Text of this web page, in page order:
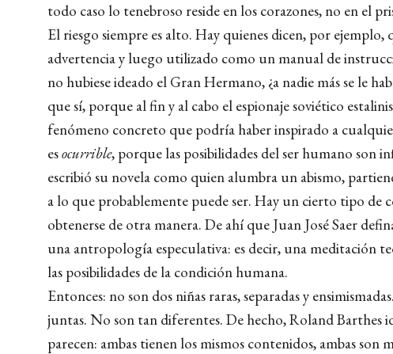
todo caso lo tenebroso reside en los corazones, no en el
El riesgo siempre es alto. Hay quienes dicen, por
advertencia y luego utilizado como un manual de
no hubiese ideado el Gran Hermano, ¿a nadie más se le
que sí, porque al fin y al cabo el espionaje soviético
fenómeno concreto que podría haber inspirado a
esocurrible, porque las posibilidades del ser humano son
escribió su novela como quien alumbra un abismo,
a lo que probablemente puede ser. Hay un cierto tipo de
obtenerse de otra manera. De ahí que Juan José Saer
una antropología especulativa: es decir, una meditación
las posibilidades de la condición humana.
Entonces: no son dos niñas raras, separadas y
juntas. No son tan diferentes. De hecho, Roland Barthes
parecen: ambas tienen los mismos contenidos, ambas son